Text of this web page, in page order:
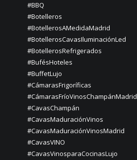
#BBQ
#Botelleros
#BotellerosAMedidaMadrid
#BotellerosCavasIluminaciónLed
#BotellerosRefrigerados
#BufésHoteles
#BuffetLujo
#CámarasFrigoríficas
#CámarasFríoVinosChampánMadrid
#CavasChampán
#CavasMaduraciónVinos
#CavasMaduraciónVinosMadrid
#CavasVINO
#CavasVinosparaCocinasLujo